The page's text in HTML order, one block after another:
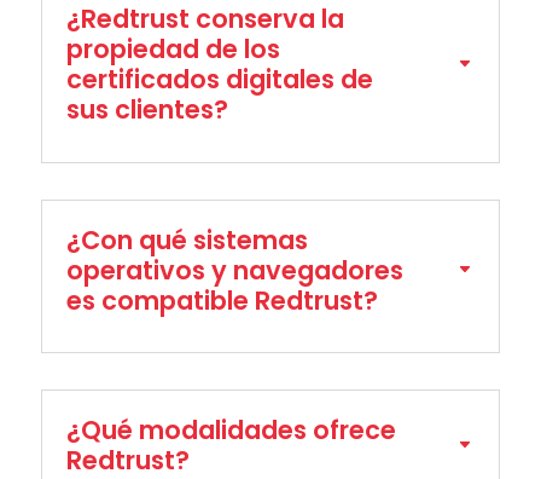
¿Redtrust conserva la
propiedad de los
certificados digitales de
sus clientes?
¿Con qué sistemas
operativos y navegadores
es compatible Redtrust?
¿Qué modalidades ofrece
Redtrust?